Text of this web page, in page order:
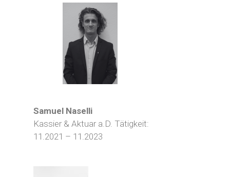
Samuel Naselli
Kassier & Aktuar a.D. Tätigkeit:
11.2021 – 11.2023